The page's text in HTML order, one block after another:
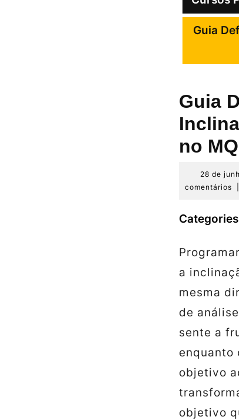
Guia
Guia
no
28 de
comentários
a
mesma
de
sente a
enquanto
objetivo
objetivo